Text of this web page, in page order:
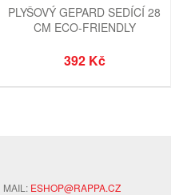
PLYŠOVÝ GEPARD SEDÍCÍ 28
CM ECO-FRIENDLY
392 Kč
MAIL: ESHOP@RAPPA.CZ